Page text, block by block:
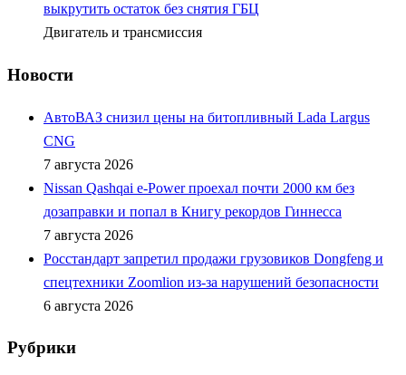
выкрутить остаток без снятия ГБЦ
Двигатель и трансмиссия
Новости
АвтоВАЗ снизил цены на битопливный Lada Largus
CNG
7 августа 2026
Nissan Qashqai e-Power проехал почти 2000 км без
дозаправки и попал в Книгу рекордов Гиннесса
7 августа 2026
Росстандарт запретил продажи грузовиков Dongfeng и
спецтехники Zoomlion из-за нарушений безопасности
6 августа 2026
Рубрики